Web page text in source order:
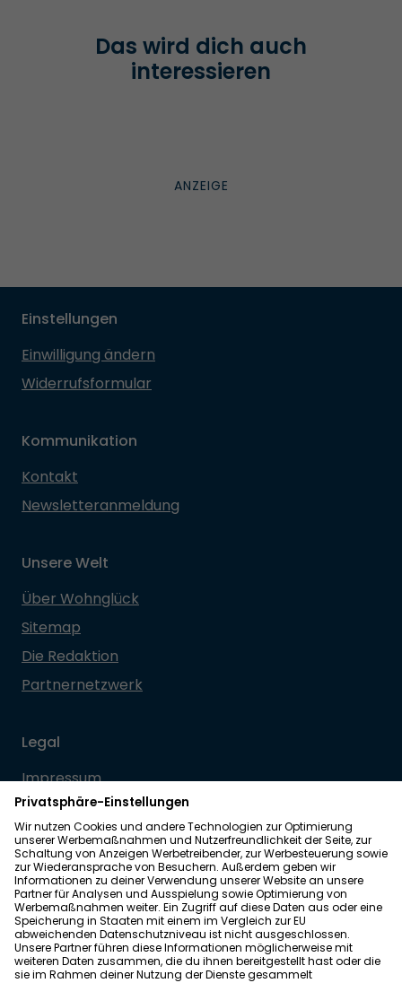
Das wird dich auch
interessieren
Einstellungen
Einwilligung ändern
Widerrufsformular
Kommunikation
Kontakt
Newsletteranmeldung
Unsere Welt
Über Wohnglück
Sitemap
Die Redaktion
Partnernetzwerk
Legal
Impressum
Datenschutz
Allgemeine Geschäftsbedingungen
Barrierefreiheit